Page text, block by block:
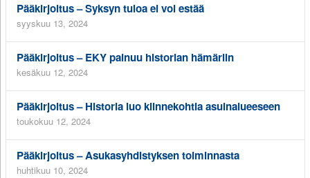
Pääkirjoitus – Syksyn tuloa ei voi estää
syyskuu 13, 2024
Pääkirjoitus – EKY painuu historian hämäriin
kesäkuu 12, 2024
Pääkirjoitus – Historia luo kiinnekohtia asuinalueeseen
toukokuu 12, 2024
Pääkirjoitus – Asukasyhdistyksen toiminnasta
huhtikuu 10, 2024